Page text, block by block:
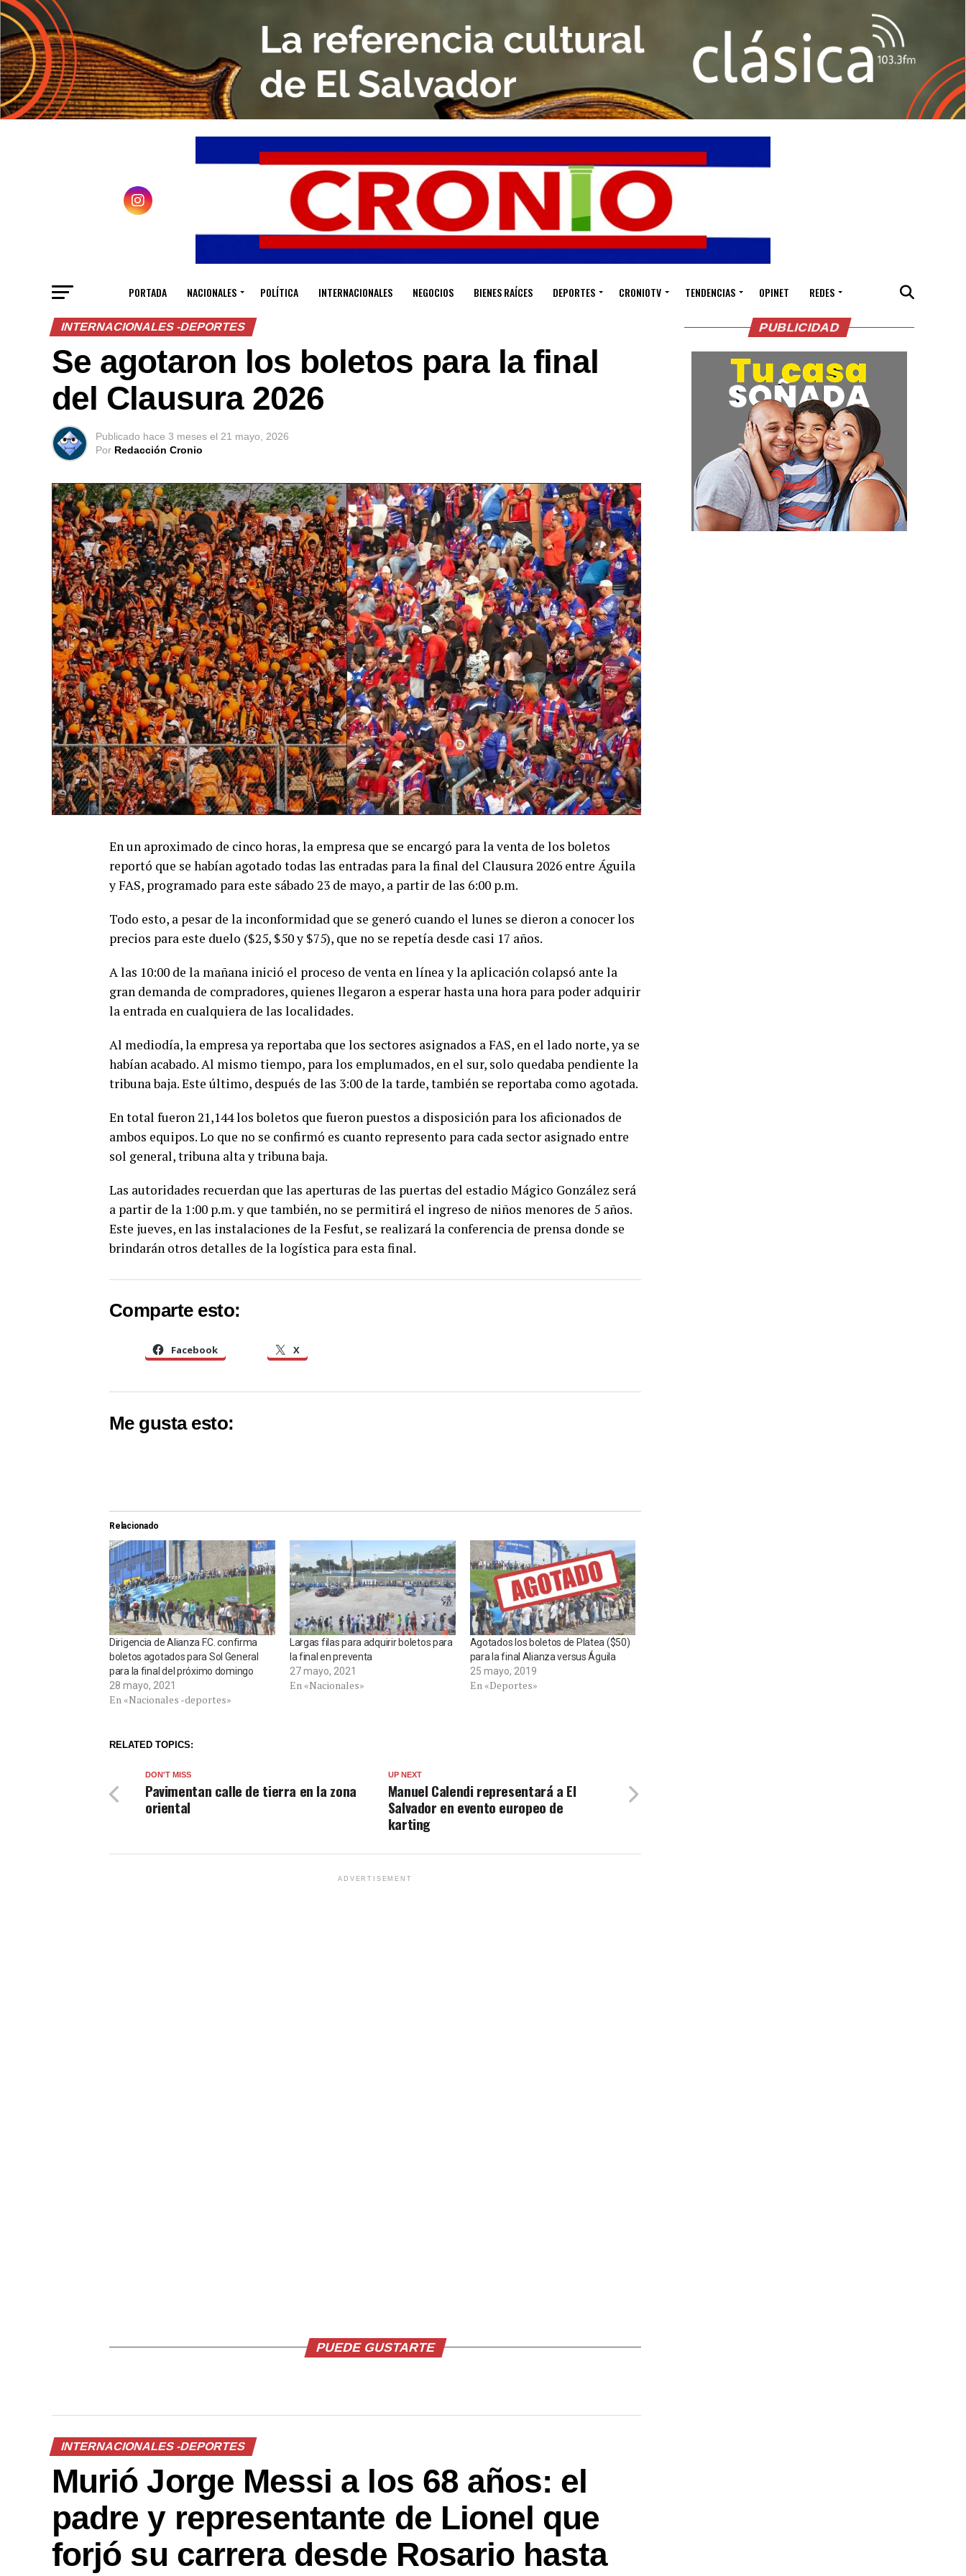
PORTADA NACIONALES POLÍTICA INTERNACIONALES NEGOCIOS BIENES RAÍCES DEPORTES CRONIOTV TENDENCIAS OPINET REDES
INTERNACIONALES -DEPORTES
Se agotaron los boletos para la final
del Clausura 2026
Publicado hace 3 meses el 21 mayo, 2026
Por Redacción Cronio
En un aproximado de cinco horas, la empresa que se encargó para la venta de los boletos
reportó que se habían agotado todas las entradas para la final del Clausura 2026 entre Águila
y FAS, programado para este sábado 23 de mayo, a partir de las 6:00 p.m.
Todo esto, a pesar de la inconformidad que se generó cuando el lunes se dieron a conocer los
precios para este duelo ($25, $50 y $75), que no se repetía desde casi 17 años.
A las 10:00 de la mañana inició el proceso de venta en línea y la aplicación colapsó ante la
gran demanda de compradores, quienes llegaron a esperar hasta una hora para poder adquirir
la entrada en cualquiera de las localidades.
Al mediodía, la empresa ya reportaba que los sectores asignados a FAS, en el lado norte, ya se
habían acabado. Al mismo tiempo, para los emplumados, en el sur, solo quedaba pendiente la
tribuna baja. Este último, después de las 3:00 de la tarde, también se reportaba como agotada.
En total fueron 21,144 los boletos que fueron puestos a disposición para los aficionados de
ambos equipos. Lo que no se confirmó es cuanto represento para cada sector asignado entre
sol general, tribuna alta y tribuna baja.
Las autoridades recuerdan que las aperturas de las puertas del estadio Mágico González será
a partir de la 1:00 p.m. y que también, no se permitirá el ingreso de niños menores de 5 años.
Este jueves, en las instalaciones de la Fesfut, se realizará la conferencia de prensa donde se
brindarán otros detalles de la logística para esta final.
Comparte esto:
Facebook X
Me gusta esto:
Relacionado
Dirigencia de Alianza F.C. confirma
boletos agotados para Sol General
para la final del próximo domingo
28 mayo, 2021
En «Nacionales -deportes»
Largas filas para adquirir boletos para
la final en preventa
27 mayo, 2021
En «Nacionales»
Agotados los boletos de Platea ($50)
para la final Alianza versus Águila
25 mayo, 2019
En «Deportes»
RELATED TOPICS:
UP NEXT
Manuel Calendi representará a El
Salvador en evento europeo de
karting
DON'T MISS
Pavimentan calle de tierra en la zona
oriental
ADVERTISEMENT
PUEDE GUSTARTE
INTERNACIONALES -DEPORTES
Murió Jorge Messi a los 68 años: el
padre y representante de Lionel que
forjó su carrera desde Rosario hasta
PUBLICIDAD